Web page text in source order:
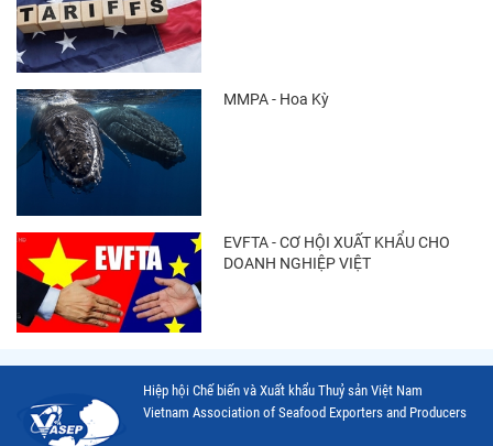
MMPA - Hoa Kỳ
EVFTA - CƠ HỘI XUẤT KHẨU CHO
DOANH NGHIỆP VIỆT
Hiệp hội Chế biến và Xuất khẩu Thuỷ sản Việt Nam
Vietnam Association of Seafood Exporters and Producers